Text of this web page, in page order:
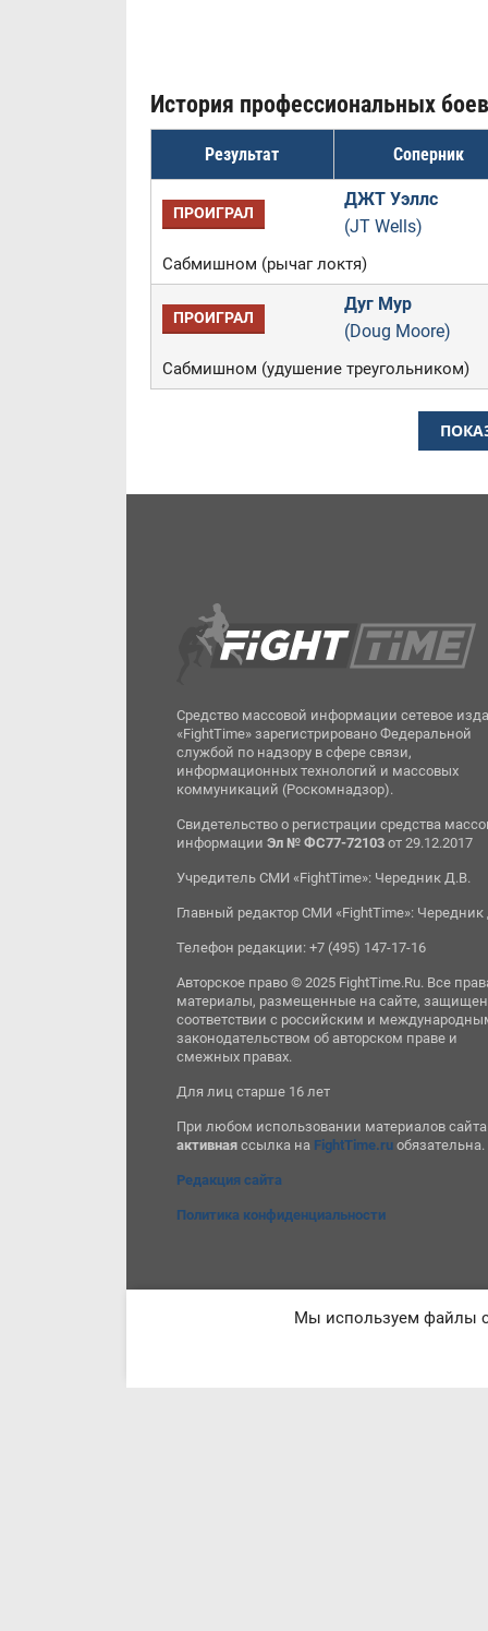
История профессиональных боев
Результат Соперник
ПРОИГРАЛ
ДЖТ Уэллс
(JT Wells)
Сабмишном (рычаг локтя)
ПРОИГРАЛ
Дуг Мур
(Doug Moore)
Сабмишном (удушение треугольником)
Средство массовой информации сетевое
«FightTime» зарегистрировано Федеральной
службой по надзору в сфере связи,
информационных технологий и массовых
коммуникаций (Роскомнадзор).
Свидетельство о регистрации средства
информацииЭл № ФС77-72103 от 29.12.2017
Учредитель СМИ «FightTime»: Чередник Д.В.
Главный редактор СМИ «FightTime»: Чередник
Телефон редакции: +7 (495) 147-17-16
Авторское право © 2025 FightTime.Ru. Все
материалы, размещенные на сайте,
соответствии с российским и
законодательством об авторском праве и
смежных правах.
Для лиц старше 16 лет
При любом использовании материалов сайта
активная ссылка на FightTime.ru обязательна.
Редакция сайта
Политика конфиденциальности
Мы используем файлы